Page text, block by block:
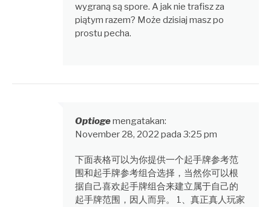
wygraną są spore. A jak nie trafisz za
piątym razem? Może dzisiaj masz po
prostu pecha.
Optiogemengatakan:
November 28, 2022 pada 3:25 pm
下面表格可以为你提供一个起手牌参考范
围和起手牌参考组合选择，当然你可以根
据自己喜欢起手牌组合来建立属于自己的
起手牌范围，因人而异。 1、真正真人玩家